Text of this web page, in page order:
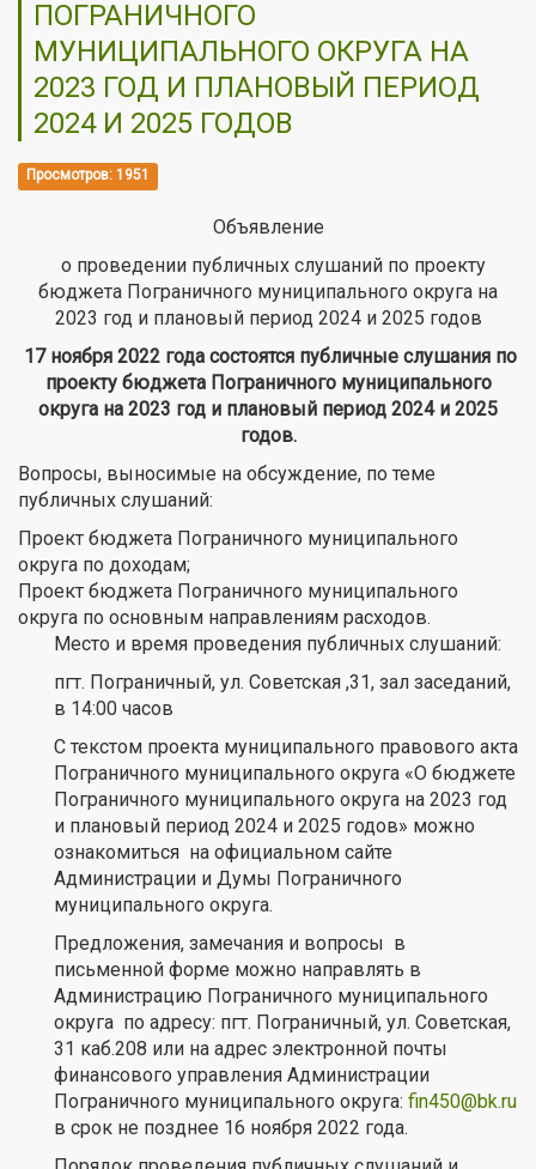
ПОГРАНИЧНОГО
МУНИЦИПАЛЬНОГО ОКРУГА НА
2023 ГОД И ПЛАНОВЫЙ ПЕРИОД
2024 И 2025 ГОДОВ
Просмотров: 1951
Объявление
о проведении публичных слушаний по проекту
бюджета Пограничного муниципального округа на
2023 год и плановый период 2024 и 2025 годов
17 ноября 2022 года состоятся публичные слушания по
проекту бюджета Пограничного муниципального
округа на 2023 год и плановый период 2024 и 2025
годов.
Вопросы, выносимые на обсуждение, по теме
публичных слушаний:
Проект бюджета Пограничного муниципального
округа по доходам;
Проект бюджета Пограничного муниципального
округа по основным направлениям расходов.
Место и время проведения публичных слушаний:
пгт. Пограничный, ул. Советская ,31, зал заседаний,
в 14:00 часов
С текстом проекта муниципального правового акта
Пограничного муниципального округа «О бюджете
Пограничного муниципального округа на 2023 год
и плановый период 2024 и 2025 годов» можно
ознакомиться на официальном сайте
Администрации и Думы Пограничного
муниципального округа.
Предложения, замечания и вопросы в
письменной форме можно направлять в
Администрацию Пограничного муниципального
округа по адресу: пгт. Пограничный, ул. Советская,
31 каб.208 или на адрес электронной почты
финансового управления Администрации
Пограничного муниципального округа: fin450@bk.ru
в срок не позднее 16 ноября 2022 года.